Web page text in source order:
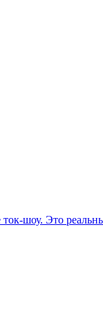
ток-шоу. Это